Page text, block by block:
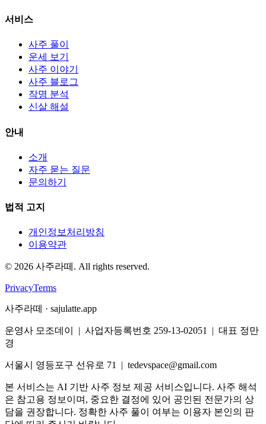
서비스
사주 풀이
운세 보기
사주 이야기
사주 블로그
작명 분석
신살 해설
안내
소개
자주 묻는 질문
문의하기
법적 고지
개인정보처리방침
이용약관
© 2026 사주라떼. All rights reserved.
PrivacyTerms
사주라떼 · sajulatte.app
운영사 모조데이 | 사업자등록번호 259-13-02051 | 대표 정만
경
서울시 영등포구 선유로 71 | tedevspace@gmail.com
본 서비스는 AI 기반 사주 정보 제공 서비스입니다. 사주 해석
은 참고용 정보이며, 중요한 결정에 있어 공인된 전문가의 상
담을 권장합니다. 정확한 사주 풀이 여부는 이용자 본인의 판